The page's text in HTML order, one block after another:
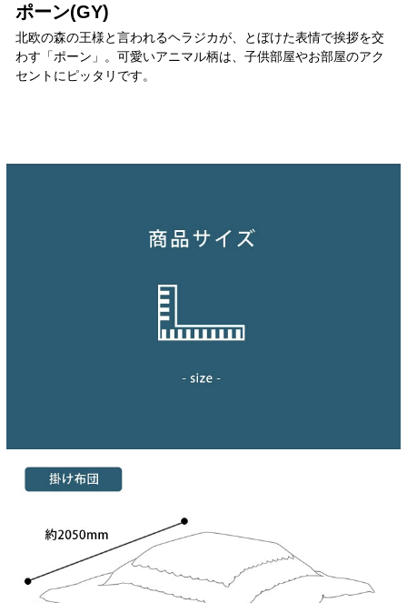
ポーン(GY)
北欧の森の王様と言われるヘラジカが、とぼけた表情で挨拶を交
わす「ポーン」。可愛いアニマル柄は、子供部屋やお部屋のアク
セントにピッタリです。